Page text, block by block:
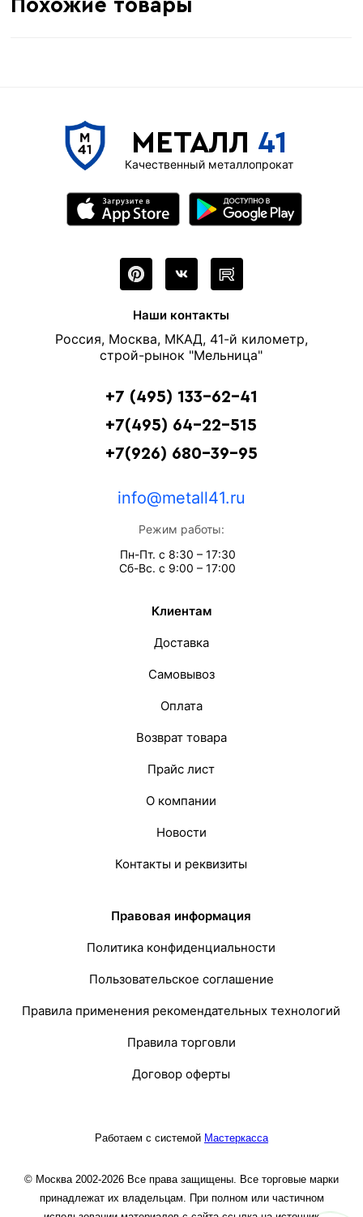
Похожие товары
МЕТАЛЛ 41
Качественный металлопрокат
Наши контакты
Россия, Москва, МКАД, 41-й километр,
строй-рынок "Мельница"
+7 (495) 133-62-41
+7(495) 64-22-515
+7(926) 680-39-95
info@metall41.ru
Режим работы:
Пн-Пт. с 8:30 – 17:30
Сб-Вс. с 9:00 – 17:00
Клиентам
Доставка
Самовывоз
Оплата
Возврат товара
Прайс лист
О компании
Новости
Контакты и реквизиты
Правовая информация
Политика конфиденциальности
Пользовательское соглашение
Правила применения рекомендательных технологий
Правила торговли
Договор оферты
Работаем с системой Мастеркасса
© Москва 2002-2026 Все права защищены. Все торговые марки
принадлежат их владельцам. При полном или частичном